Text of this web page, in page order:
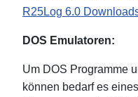
R25Log 6.0
DOS Emulatoren:
Um DOS Programme
können bedarf es